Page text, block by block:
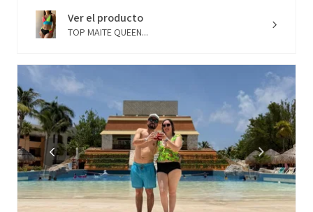
Ver el producto
TOP MAITE QUEEN...